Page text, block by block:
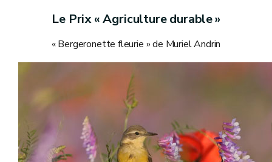
Le Prix « Agriculture durable »
« Bergeronette fleurie » de Muriel Andrin